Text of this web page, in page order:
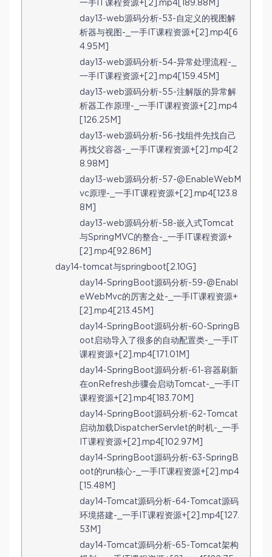
一手IT课程资源+[2].mp4[189.88M]
day13-web源码分析-53-自定义的视图解
析器与视图-_一手IT课程资源+[2].mp4[6
4.95M]
day13-web源码分析-54-异常处理流程-_
一手IT课程资源+[2].mp4[159.45M]
day13-web源码分析-55-注解版的异常解
析器工作原理-_一手IT课程资源+[2].mp4
[126.25M]
day13-web源码分析-56-找组件先找自己
再找父容器-_一手IT课程资源+[2].mp4[2
8.98M]
day13-web源码分析-57-@EnableWebM
vc原理-_一手IT课程资源+[2].mp4[123.8
8M]
day13-web源码分析-58-嵌入式Tomcat
与SpringMVC的整合-_一手IT课程资源+
[2].mp4[92.86M]
day14-tomcat与springboot[2.10G]
day14-SpringBoot源码分析-59-@Enabl
eWebMvc的厉害之处-_一手IT课程资源+
[2].mp4[213.45M]
day14-SpringBoot源码分析-60-SpringB
oot启动导入了很多的自动配置类-_一手IT
课程资源+[2].mp4[171.01M]
day14-SpringBoot源码分析-61-容器刷新
在onRefresh步骤会启动Tomcat-_一手IT
课程资源+[2].mp4[183.70M]
day14-SpringBoot源码分析-62-Tomcat
启动加载DispatcherServlet的时机-_一手
IT课程资源+[2].mp4[102.97M]
day14-SpringBoot源码分析-63-SpringB
oot的run核心-_一手IT课程资源+[2].mp4
[15.48M]
day14-Tomcat源码分析-64-Tomcat源码
环境搭建-_一手IT课程资源+[2].mp4[127.
53M]
day14-Tomcat源码分析-65-Tomcat架构